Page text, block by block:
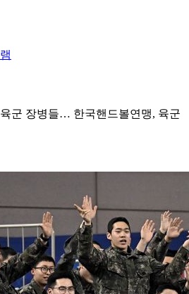
군 장병들… 한국핸드볼연맹, 육군